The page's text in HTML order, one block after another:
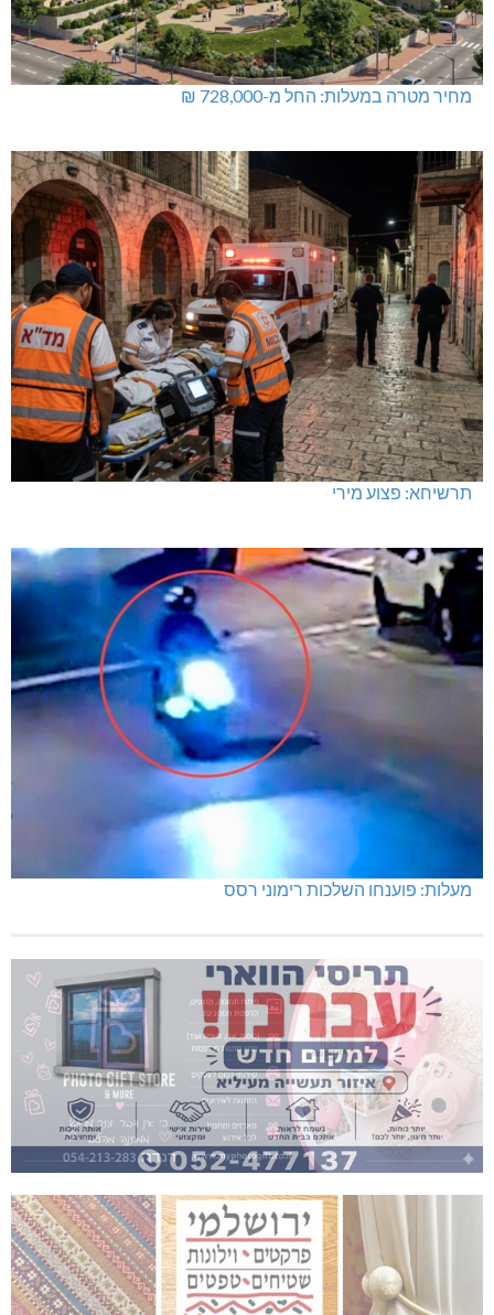
מחיר מטרה במעלות: החל מ-728,000 ₪
תרשיחא: פצוע מירי
מעלות: פוענחו השלכות רימוני רסס